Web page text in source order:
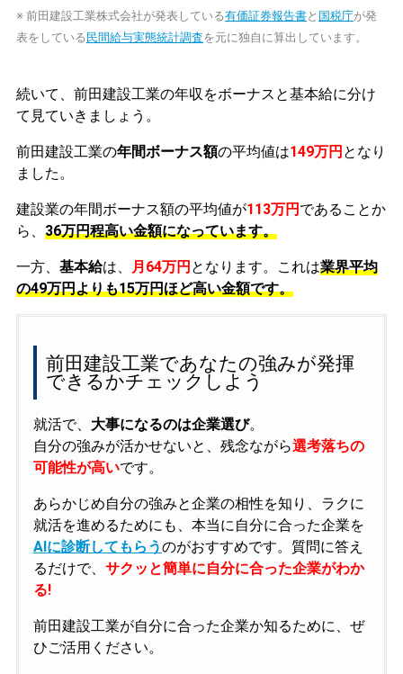
※ 前田建設工業株式会社が発表している有価証券報告書と 国税庁が発
表をしている 民間給与実態統計調査を元に独自に算出しています。
続いて、前田建設工業の年収をボーナスと基本給に分け
て見ていきましょう。
前田建設工業の年間ボーナス額の平均値は149万円 となり
ました。
建設業の年間ボーナス額の平均値が113万円 であることか
ら、 36万円程高い金額になっています。
一方、 基本給は、 月64万円 となります。これは業界平均
の49万円よりも15万円ほど高い金額です。
前田建設工業であなたの強みが発揮
できるかチェックしよう
就活で、 大事になるのは企業選び。
自分の強みが活かせないと、残念ながら選考落ちの
可能性が高いです。
あらかじめ自分の強みと企業の相性を知り、ラクに
就活を進めるためにも、本当に自分に合った企業を
AIに診断してもらうのがおすすめです。質問に答え
るだけで、 サクッと簡単に自分に合った企業がわか
る!
前田建設工業が自分に合った企業か知るために、ぜ
ひご活用ください。